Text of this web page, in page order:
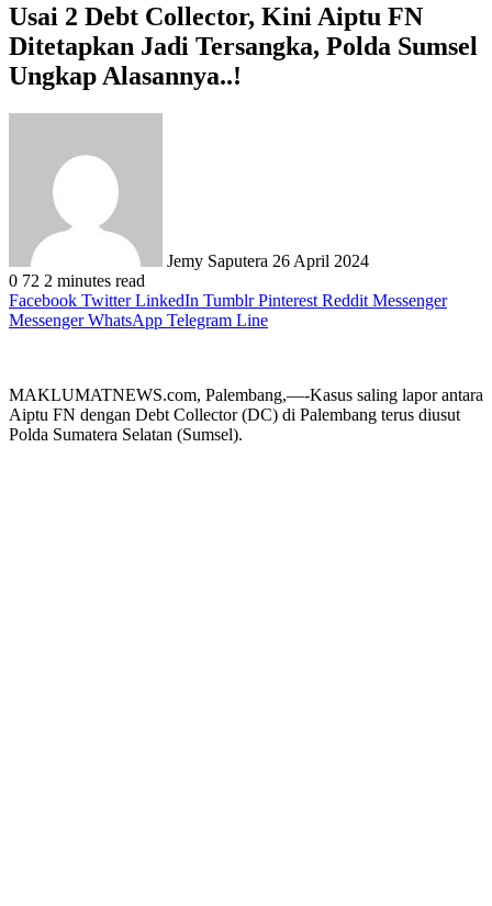
Usai 2 Debt Collector, Kini Aiptu FN
Ditetapkan Jadi Tersangka, Polda Sumsel
Ungkap Alasannya..!
Jemy Saputera 26 April 2024
0 72 2 minutes read
Facebook Twitter LinkedIn Tumblr Pinterest Reddit Messenger
Messenger WhatsApp Telegram Line
MAKLUMATNEWS.com, Palembang,—-Kasus saling lapor antara
Aiptu FN dengan Debt Collector (DC) di Palembang terus diusut
Polda Sumatera Selatan (Sumsel).